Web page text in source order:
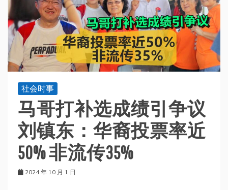
社会时事
马哥打补选成绩引争议
刘镇东：华裔投票率近
50% 非流传35%
2024 年 10 月 1 日